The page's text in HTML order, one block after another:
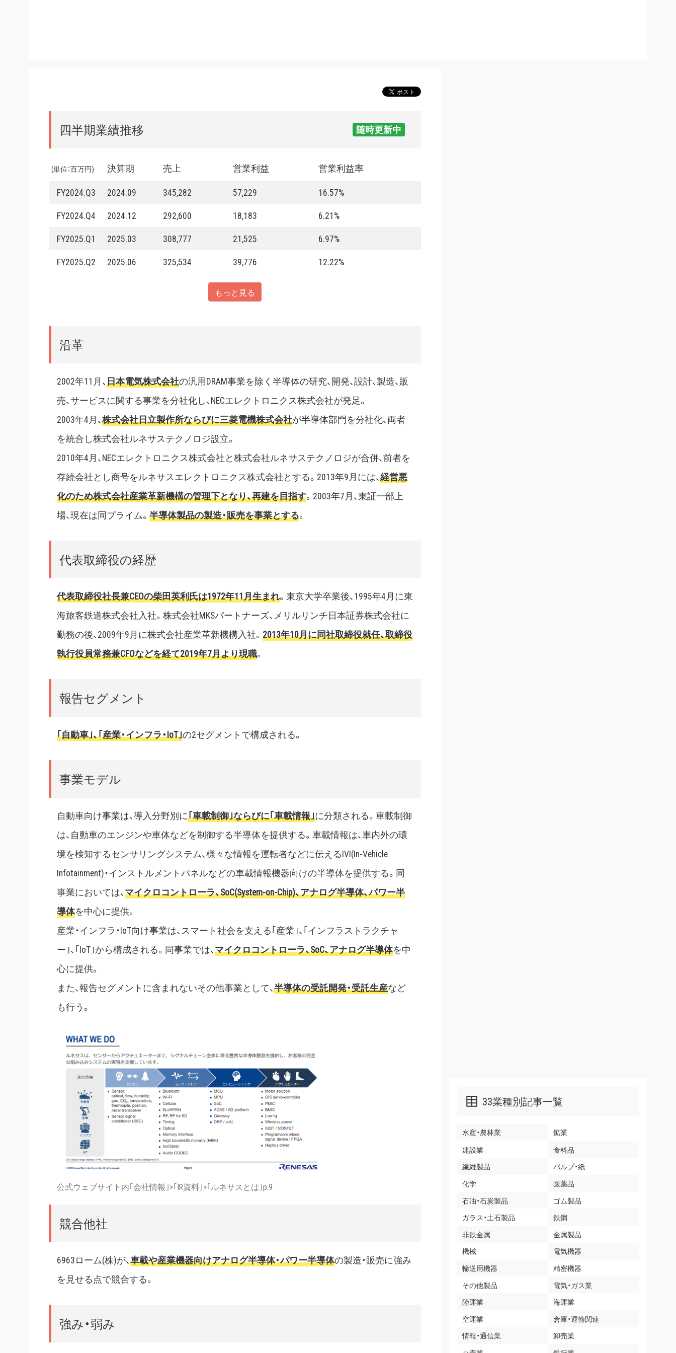
四半期業績推移 随時更新中
(単位：百万円) 決算期 売上 営業利益
営業利益率
FY2024.Q3
2024.09 345,282 57,229
16.57%
FY2024.Q4
2024.12 292,600 18,183
6.21%
FY2025.Q1
2025.03 308,777 21,525
6.97%
FY2025.Q2
2025.06 325,534 39,776 12.22%
もっと見る
沿革
2002年11月、日本電気株式会社の汎用DRAM事業を除く半導体の研究、開発、設計、製造、販
売、サービスに関する事業を分社化し、NECエレクトロニクス株式会社が発足。
2003年4月、株式会社日立製作所ならびに三菱電機株式会社が半導体部門を分社化、両者
を統合し株式会社ルネサステクノロジ設立。
2010年4月、NECエレクトロニクス株式会社と株式会社ルネサステクノロジが合併、前者を
存続会社とし商号をルネサスエレクトロニクス株式会社とする。2013年9月には、経営悪
化のため株式会社産業革新機構の管理下となり、再建を目指す。2003年7月、東証一部上
場、現在は同プライム。 半導体製品の製造・販売を事業とする。
代表取締役の経歴
代表取締役社長兼CEOの柴田英利氏は1972年11月生まれ。東京大学卒業後、1995年4月に東
海旅客鉄道株式会社入社。株式会社MKSパートナーズ、メリルリンチ日本証券株式会社に
勤務の後、2009年9月に株式会社産業革新機構入社。 2013年10月に同社取締役就任、取締役
執行役員常務兼CFOなどを経て2019年7月より現職。
報告セグメント
｢自動車｣、｢産業・インフラ・IoT｣の2セグメントで構成される。
事業モデル
自動車向け事業は、導入分野別に｢車載制御｣ならびに｢車載情報｣に分類される。車載制御
は、自動車のエンジンや車体などを制御する半導体を提供する。車載情報は、車内外の環
境を検知するセンサリングシステム、様々な情報を運転者などに伝えるIVI(In-Vehicle
Infotainment)・インストルメントパネルなどの車載情報機器向けの半導体を提供する。同
事業においては、マイクロコントローラ、SoC(System-on-Chip)、アナログ半導体、パワー半
導体を中心に提供。
産業・インフラ・IoT向け事業は、スマート社会を支える｢産業｣、｢インフラストラクチャ
ー｣、｢IoT｣から構成される。同事業では、マイクロコントローラ、SoC、アナログ半導体を中
心に提供。
また、報告セグメントに含まれないその他事業として、半導体の受託開発・受託生産など
も行う。
公式ウェブサイト内｢会社情報｣>｢IR資料｣>｢ルネサスとは｣p.9
競合他社
6963ローム(株)が、車載や産業機器向けアナログ半導体・パワー半導体の製造・販売に強み
を見せる点で競合する。
強み・弱み
33業種別記事一覧
水産・農林業
鉱業
建設業
食料品
繊維製品
パルプ・紙
化学
医薬品
石油・石炭製品
ゴム製品
ガラス・土石製品
鉄鋼
非鉄金属
金属製品
機械
電気機器
輸送用機器
精密機器
その他製品
電気・ガス業
陸運業
海運業
空運業
倉庫・運輸関連
情報・通信業
卸売業